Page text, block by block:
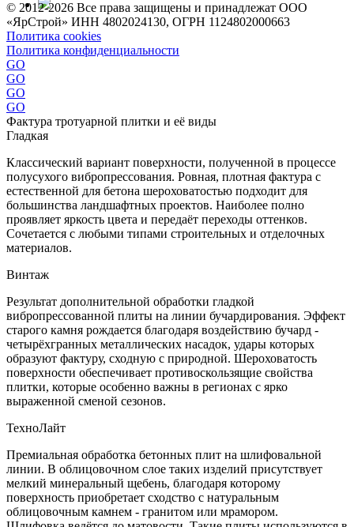
© 2012-2026 Все права защищены и принадлежат ООО
«ЯрСтрой» ИНН 4802024130, ОГРН 1124802000663
Политика cookies
Политика конфиденциальности
GO
GO
GO
GO
Фактура тротуарной плитки и её виды
Гладкая
Классический вариант поверхности, полученной в процессе
полусухого вибропрессования. Ровная, плотная фактура с
естественной для бетона шероховатостью подходит для
большинства ландшафтных проектов. Наиболее полно
проявляет яркость цвета и передаёт переходы оттенков.
Сочетается с любыми типами строительных и отделочных
материалов.
Винтаж
Результат дополнительной обработки гладкой
вибропрессованной плиты на линии бучардирования. Эффект
старого камня рождается благодаря воздействию бучард -
четырёхгранных металлических насадок, удары которых
образуют фактуру, сходную с природной. Шероховатость
поверхности обеспечивает противоскользящие свойства
плитки, которые особенно важны в регионах с ярко
выраженной сменой сезонов.
ТехноЛайт
Премиальная обработка бетонных плит на шлифовальной
линии. В облицовочном слое таких изделий присутствует
мелкий минеральный щебень, благодаря которому
поверхность приобретает сходство с натуральным
облицовочным камнем - гранитом или мрамором.